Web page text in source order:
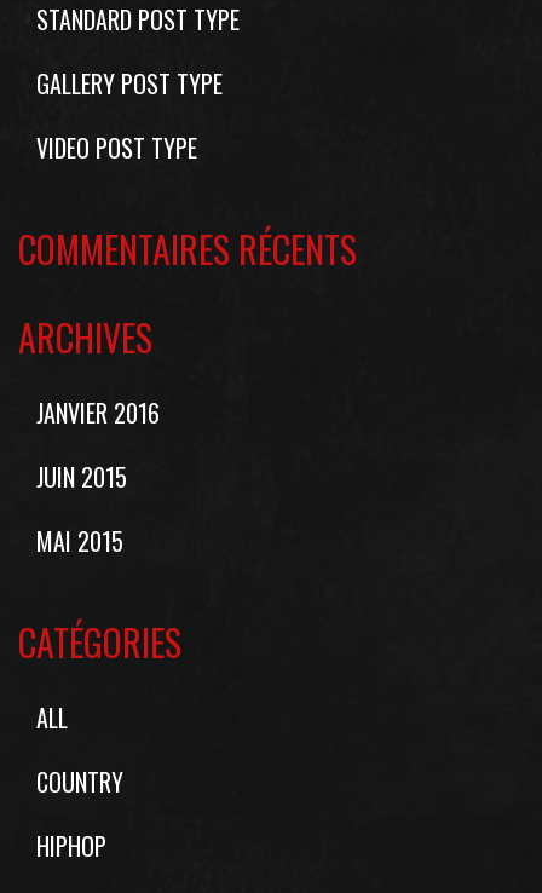
STANDARD POST TYPE
GALLERY POST TYPE
VIDEO POST TYPE
COMMENTAIRES RÉCENTS
ARCHIVES
JANVIER 2016
JUIN 2015
MAI 2015
CATÉGORIES
ALL
COUNTRY
HIPHOP